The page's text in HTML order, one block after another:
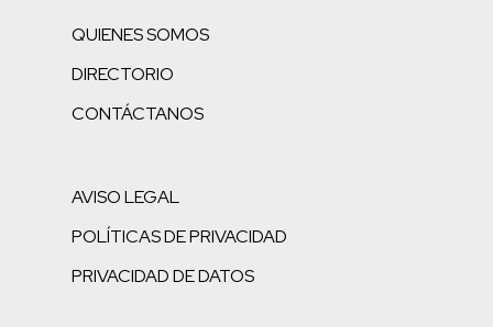
QUIENES SOMOS
DIRECTORIO
CONTÁCTANOS
AVISO LEGAL
POLÍTICAS DE PRIVACIDAD
PRIVACIDAD DE DATOS